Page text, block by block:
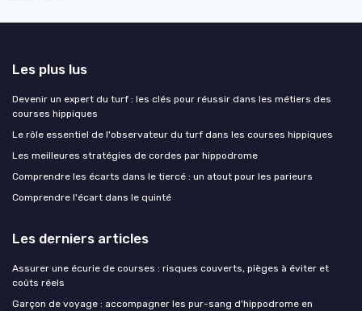
Les plus lus
Devenir un expert du turf : les clés pour réussir dans les métiers des
courses hippiques
Le rôle essentiel de l'observateur du turf dans les courses hippiques
Les meilleures stratégies de cordes par hippodrome
Comprendre les écarts dans le tiercé : un atout pour les parieurs
Comprendre l'écart dans le quinté
Les derniers articles
Assurer une écurie de courses : risques couverts, pièges à éviter et
coûts réels
Garçon de voyage : accompagner les pur-sang d'hippodrome en